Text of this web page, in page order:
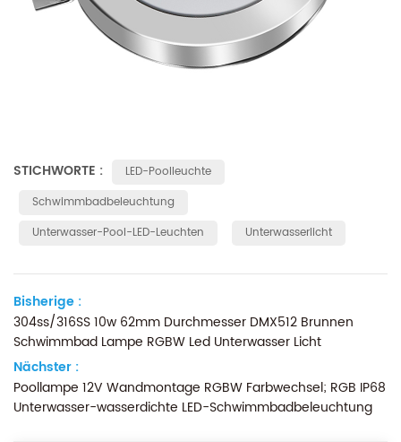
STICHWORTE :
LED-Poolleuchte
Schwimmbadbeleuchtung
Unterwasser-Pool-LED-Leuchten
Unterwasserlicht
Bisherige :
304ss/316SS 10w 62mm Durchmesser DMX512 Brunnen
Schwimmbad Lampe RGBW Led Unterwasser Licht
Nächster :
Poollampe 12V Wandmontage RGBW Farbwechsel; RGB IP68
Unterwasser-wasserdichte LED-Schwimmbadbeleuchtung